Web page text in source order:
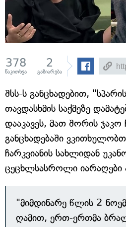
378
წაკითხვა
2
გაზიარება
შსს-ს განცხადებით,
თავდასხმის საქმეზე
დააკავეს, მათ შორის ჯაკო
განცხადებაში
ჩარკვიანის სახლიდან
ცეცხლსასროლი იარაღები
"მიმდინარე წლის 2
ღამით, ერთ-ერთმა